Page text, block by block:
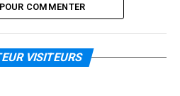
COMMENTER
VISITEURS